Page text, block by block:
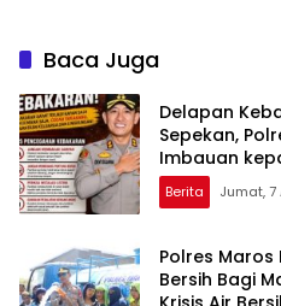
Baca Juga
Delapan
Sepekan,
Imbauan
Berita Jumat,
Polres Maros
Bersih Bagi